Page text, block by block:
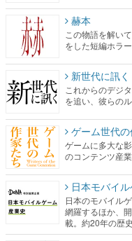
新世代に訊く
これからのデジ
を追い、彼らの
ゲーム世代の
ゲームに多大な
のコンテンツ産
日本モバイル
日本のモバイル
網羅するほか、
若ゲのいた
『うつヌケ』『
生によるゲーム